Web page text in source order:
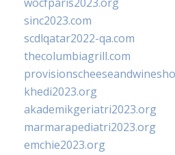
sinc2023.com
scdlqatar2022-qa.com
thecolumbiagrill.com
khedi2023.org
akademikgeriatri2023.org
marmarapediatri2023.org
emchie2023.org